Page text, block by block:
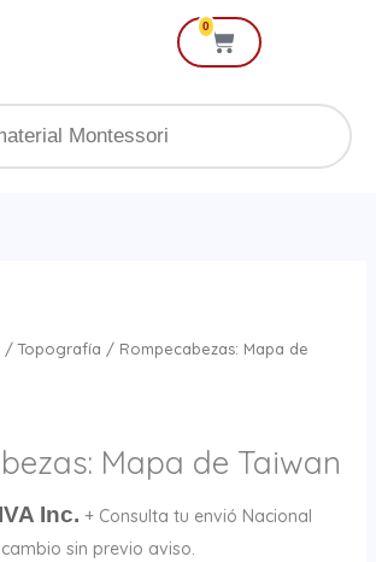
0
Cart
/Topografía / Rompecabezas: Mapa de
Mapa de Taiwan
IVA Inc. + Consulta tu envió Nacional
sin previo aviso.